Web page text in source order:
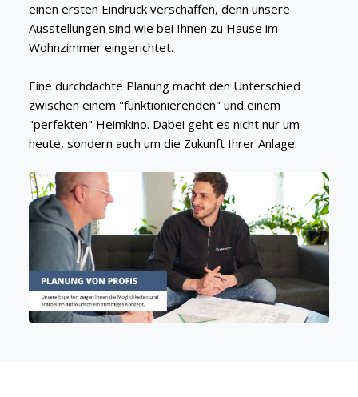
einen ersten Eindruck verschaffen, denn unsere
Ausstellungen sind wie bei Ihnen zu Hause im
Wohnzimmer eingerichtet.
Eine durchdachte Planung macht den Unterschied
zwischen einem "funktionierenden" und einem
"perfekten" Heimkino. Dabei geht es nicht nur um
heute, sondern auch um die Zukunft Ihrer Anlage.